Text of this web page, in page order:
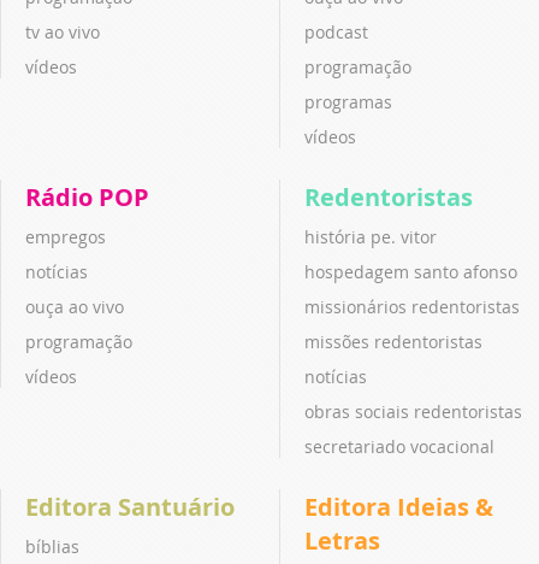
tv ao vivo
vídeos
podcast
programação
programas
vídeos
Rádio POP
empregos
notícias
ouça ao vivo
programação
vídeos
Redentoristas
história pe. vitor
hospedagem santo afonso
missionários redentoristas
missões redentoristas
notícias
obras sociais redentoristas
secretariado vocacional
Editora Santuário
bíblias
Editora Ideias &
Letras